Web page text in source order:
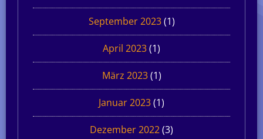
September 2023(1)
April 2023(1)
März 2023(1)
Januar 2023(1)
Dezember 2022(3)